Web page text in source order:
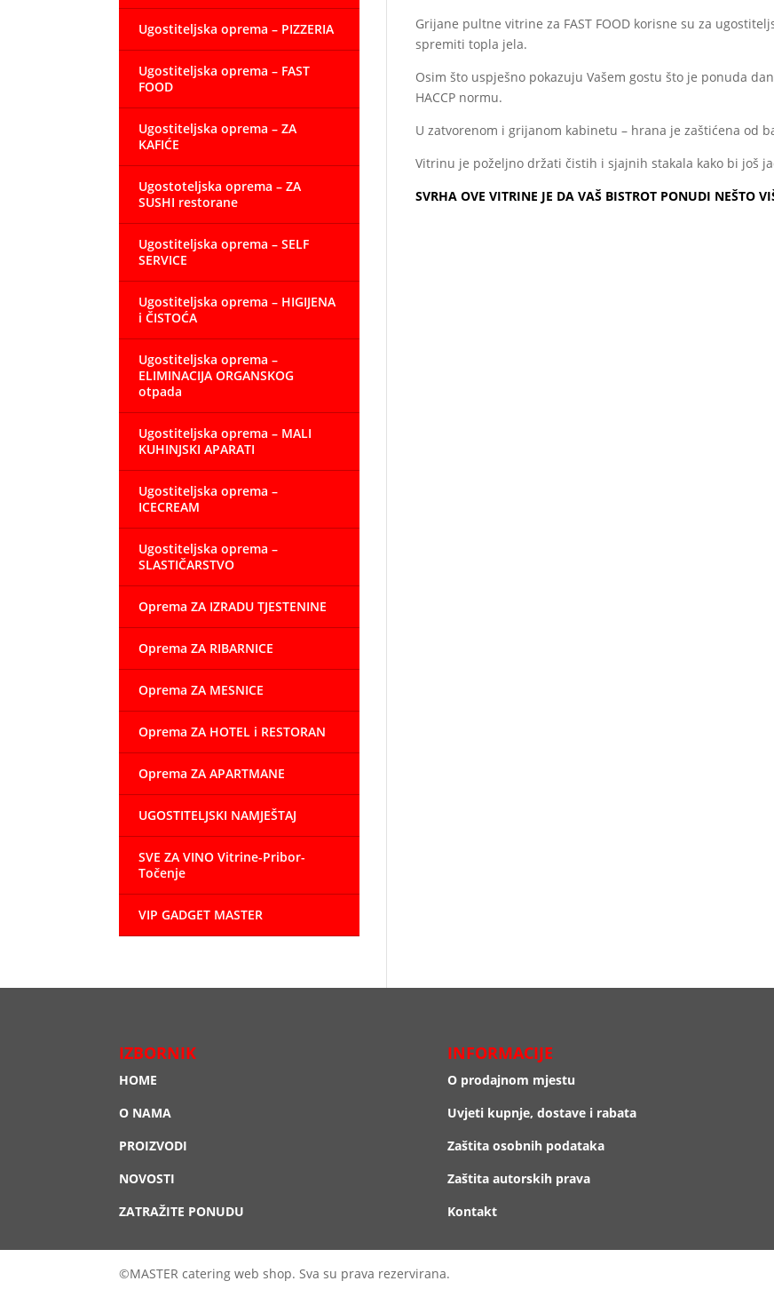
Grijane pultne vitrine za FAST FOOD korisne su za
spremiti topla jela.
Osim što uspješno pokazuju Vašem gostu što je ponuda
HACCP normu.
U zatvorenom i grijanom kabinetu – hrana je zaštićena od
Vitrinu je poželjno držati čistih i sjajnih stakala kako bi još
SVRHA OVE VITRINE JE DA VAŠ BISTROT PONUDI NEŠTO
Ugostiteljska oprema – PIZZERIA
Ugostiteljska oprema – FAST
FOOD
Ugostiteljska oprema – ZA
KAFIĆE
Ugostoteljska oprema – ZA
SUSHI restorane
Ugostiteljska oprema – SELF
SERVICE
Ugostiteljska oprema – HIGIJENA
i ČISTOĆA
Ugostiteljska oprema –
ELIMINACIJA ORGANSKOG
otpada
Ugostiteljska oprema – MALI
KUHINJSKI APARATI
Ugostiteljska oprema –
ICECREAM
Ugostiteljska oprema –
SLASTIČARSTVO
Oprema ZA IZRADU TJESTENINE
Oprema ZA RIBARNICE
Oprema ZA MESNICE
Oprema ZA HOTEL i RESTORAN
Oprema ZA APARTMANE
UGOSTITELJSKI NAMJEŠTAJ
SVE ZA VINO Vitrine-Pribor-
Točenje
VIP GADGET MASTER
IZBORNIK
HOME
O NAMA
PROIZVODI
NOVOSTI
ZATRAŽITE PONUDU
INFORMACIJE
O prodajnom mjestu
Uvjeti kupnje, dostave i rabata
Zaštita osobnih podataka
Zaštita autorskih prava
Kontakt
©MASTER catering web shop. Sva su prava rezervirana.